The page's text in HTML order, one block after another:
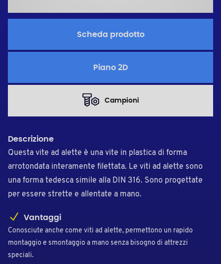
Scheda prodotto
Piano 2D
Campioni
Descrizione
Questa vite ad alette è una vite in plastica di forma
arrotondata interamente filettata. Le viti ad alette sono
una forma tedesca simile alla DIN 316. Sono progettate
per essere strette e allentate a mano.
Vantaggi
Conosciute anche come viti ad alette, permettono un rapido
montaggio e smontaggio a mano senza bisogno di attrezzi
speciali.